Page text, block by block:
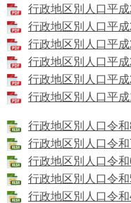
行政地区別人口平
行政地区別人口平
行政地区別人口平
行政地区別人口平
行政地区別人口平
行政地区別人口平
行政地区別人口令
行政地区別人口令
行政地区別人口令
行政地区別人口令
行政地区別人口令